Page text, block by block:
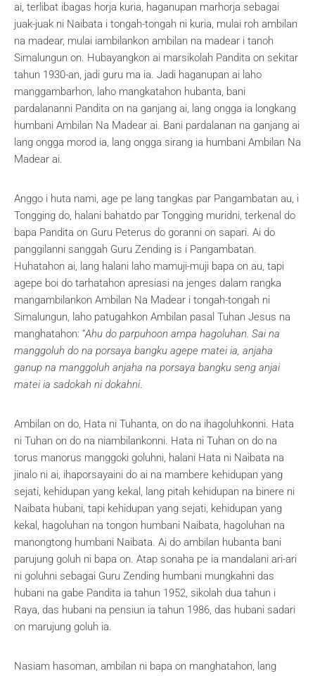
ai, terlibat ibagas horja kuria, haganupan marhorja sebagai
juak-juak ni Naibata i tongah-tongah ni kuria, mulai roh ambilan
na madear, mulai iambilankon ambilan na madear i tanoh
Simalungun on. Hubayangkon ai marsikolah Pandita on sekitar
tahun 1930-an, jadi guru ma ia. Jadi haganupan ai laho
manggambarhon, laho mangkatahon hubanta, bani
pardalananni Pandita on na ganjang ai, lang ongga ia longkang
humbani Ambilan Na Madear ai. Bani pardalanan na ganjang ai
lang ongga morod ia, lang ongga sirang ia humbani Ambilan Na
Madear ai.
Anggo i huta nami, age pe lang tangkas par Pangambatan au, i
Tongging do, halani bahatdo par Tongging muridni, terkenal do
bapa Pandita on Guru Peterus do goranni on sapari. Ai do
panggilanni sanggah Guru Zending is i Pangambatan.
Huhatahon ai, lang halani laho mamuji-muji bapa on au, tapi
agepe boi do tarhatahon apresiasi na jenges dalam rangka
mangambilankon Ambilan Na Madear i tongah-tongah ni
Simalungun, laho patugahkon Ambilan pasal Tuhan Jesus na
manghatahon: “Ahu do parpuhoon ampa hagoluhan. Sai na
manggoluh do na porsaya bangku agepe matei ia, anjaha
ganup na manggoluh anjaha na porsaya bangku seng anjai
matei ia sadokah ni dokahni.
Ambilan on do, Hata ni Tuhanta, on do na ihagoluhkonni. Hata
ni Tuhan on do na niambilankonni. Hata ni Tuhan on do na
torus manorus manggoki goluhni, halani Hata ni Naibata na
jinalo ni ai, ihaporsayaini do ai na mambere kehidupan yang
sejati, kehidupan yang kekal, lang pitah kehidupan na binere ni
Naibata hubani, tapi kehidupan yang sejati, kehidupan yang
kekal, hagoluhan na tongon humbani Naibata, hagoluhan na
manongtong humbani Naibata. Ai do ambilan hubanta bani
parujung goluh ni bapa on. Atap sonaha pe ia mandalani ari-ari
ni goluhni sebagai Guru Zending humbani mungkahni das
hubani na gabe Pandita ia tahun 1952, sikolah dua tahun i
Raya, das hubani na pensiun ia tahun 1986, das hubani sadari
on marujung goluh ia.
Nasiam hasoman, ambilan ni bapa on manghatahon, lang